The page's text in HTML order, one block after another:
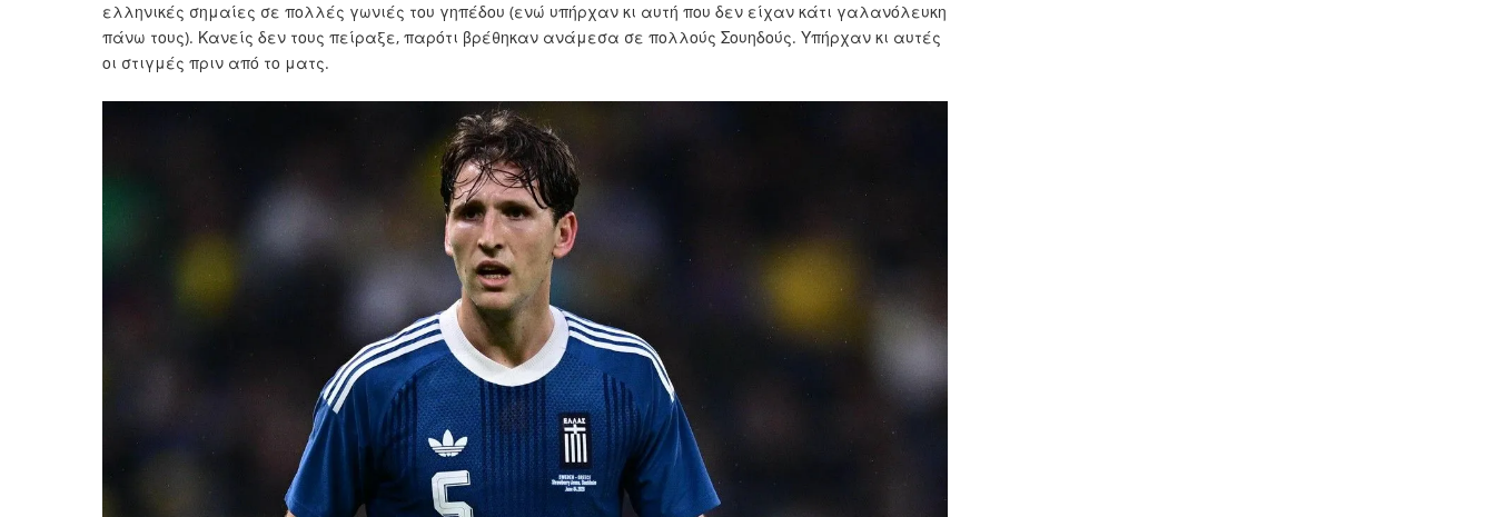
ελληνικές σημαίες σε πολλές γωνιές του γηπέδου (ενώ υπήρχαν κι αυτή που δεν είχαν κάτι γαλανόλευκη
πάνω τους). Κανείς δεν τους πείραξε, παρότι βρέθηκαν ανάμεσα σε πολλούς Σουηδούς. Υπήρχαν κι αυτές
οι στιγμές πριν από το ματς.